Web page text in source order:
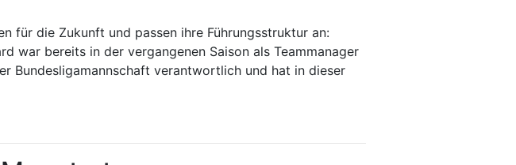
für die Zukunft und passen ihre Führungsstruktur an:
war bereits in der vergangenen Saison als Teammanager
Bundesligamannschaft verantwortlich und hat in dieser